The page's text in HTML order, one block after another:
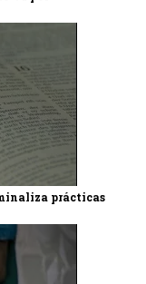
prácticas